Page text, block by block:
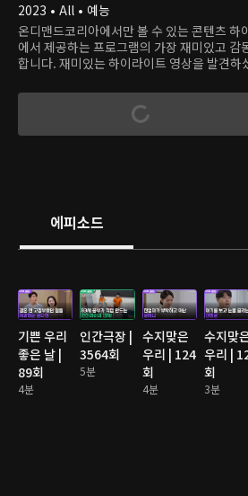
2023 • All • 예능
온디맨드코리아에서만 볼 수 있는 콘텐츠
에서 제공하는 프로그램의 가장 재미있고 감
합니다. 재미있는 하이라이트 영상을 발견하
에피소드
기쁜 우리
좋은 날 |
89회
4분
인간극장 |
3564회
5분
수지맞은
우리 | 124
회
4분
수지맞
우리 |
회
3분